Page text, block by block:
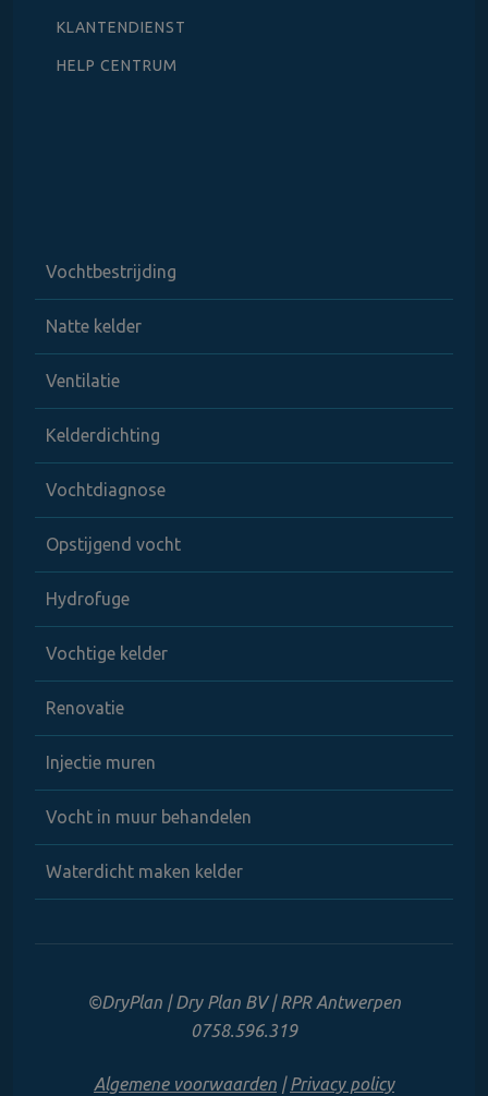
KLANTENDIENST
HELP CENTRUM
Vochtbestrijding
Natte kelder
Ventilatie
Kelderdichting
Vochtdiagnose
Opstijgend vocht
Hydrofuge
Vochtige kelder
Renovatie
Injectie muren
Vocht in muur behandelen
Waterdicht maken kelder
©DryPlan | Dry Plan BV | RPR Antwerpen
0758.596.319
Algemene voorwaarden |Privacy policy